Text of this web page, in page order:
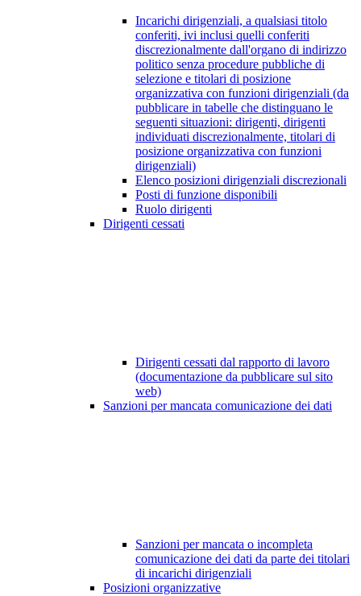
Incarichi dirigenziali, a qualsiasi titolo
conferiti, ivi inclusi quelli conferiti
discrezionalmente dall'organo di indirizzo
politico senza procedure pubbliche di
selezione e titolari di posizione
organizzativa con funzioni dirigenziali (da
pubblicare in tabelle che distinguano le
seguenti situazioni: dirigenti, dirigenti
individuati discrezionalmente, titolari di
posizione organizzativa con funzioni
dirigenziali)
Elenco posizioni dirigenziali discrezionali
Posti di funzione disponibili
Ruolo dirigenti
Dirigenti cessati
Dirigenti cessati dal rapporto di lavoro
(documentazione da pubblicare sul sito
web)
Sanzioni per mancata comunicazione dei dati
Sanzioni per mancata o incompleta
comunicazione dei dati da parte dei titolari
di incarichi dirigenziali
Posizioni organizzative